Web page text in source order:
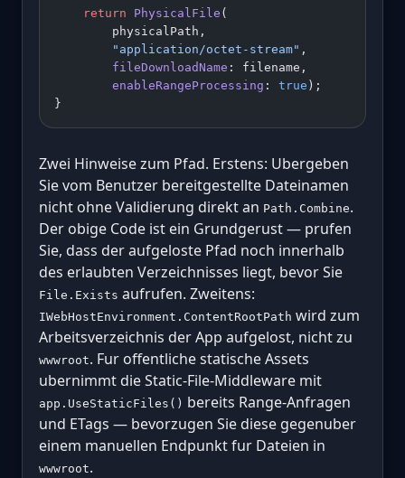
    return
PhysicalFile (
        physicalPath,
        "application/octet-stream"
,
        fileDownloadName
: filename,
        enableRangeProcessing
: true );
}
Zwei Hinweise zum Pfad. Erstens: Ubergeben
Sie vom Benutzer bereitgestellte Dateinamen
nicht ohne Validierung direkt an Path.Combine.
Der obige Code ist ein Grundgerust — prufen
Sie, dass der aufgeloste Pfad noch innerhalb
des erlaubten Verzeichnisses liegt, bevor Sie
File.Exists aufrufen. Zweitens:
IWebHostEnvironment.ContentRootPath wird zum
Arbeitsverzeichnis der App aufgelost, nicht zu
wwwroot. Fur offentliche statische Assets
ubernimmt die Static-File-Middleware mit
app.UseStaticFiles() bereits Range-Anfragen
und ETags — bevorzugen Sie diese gegenuber
einem manuellen Endpunkt fur Dateien in
wwwroot.